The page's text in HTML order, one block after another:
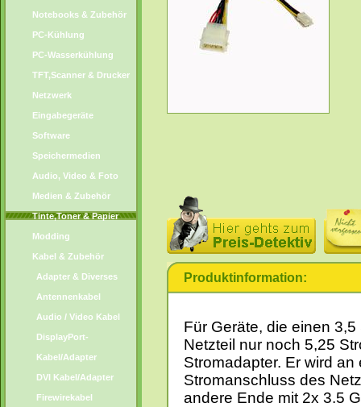
Notebooks & Zubehör
PC-Kühlung
PC-Wasserkühlung
TFT,Scanner & Drucker
Netzwerk
Eingabegeräte
Software
Speichermedien
Audio, Video & Foto
Medien & Zubehör
Tinte,Toner & Papier
Modding
Kabel & Zubehör
Adapter & Diverses
Antennenkabel
Audio / Video Kabel
DisplayPort-
Kabel/Adapter
DVI Kabel/Adapter
Firewirekabel
Produktinformation:
Für Geräte, die einen
Netzteil nur noch 5,25
Stromadapter. Er wird
Stromanschluss des
andere Ende mit 2x 3.5